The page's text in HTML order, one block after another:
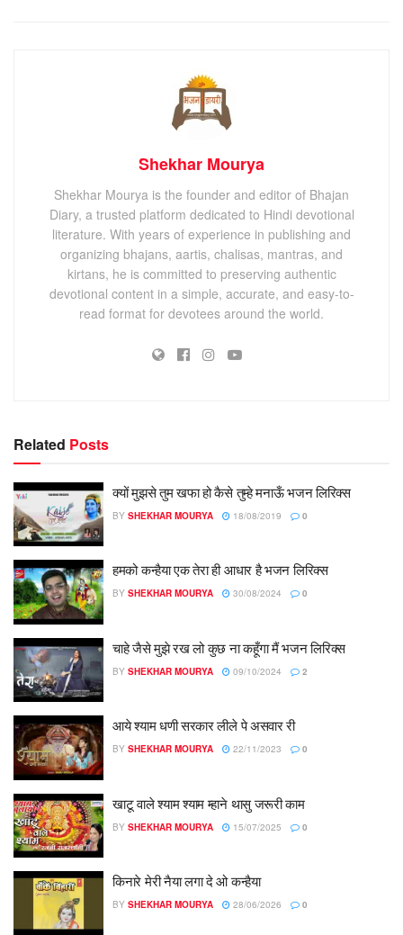
Shekhar Mourya
Shekhar Mourya is the founder and editor of Bhajan
Diary, a trusted platform dedicated to Hindi devotional
literature. With years of experience in publishing and
organizing bhajans, aartis, chalisas, mantras, and
kirtans, he is committed to preserving authentic
devotional content in a simple, accurate, and easy-to-
read format for devotees around the world.
Related Posts
क्यों मुझसे तुम खफा हो कैसे तुम्हे मनाऊँ भजन लिरिक्स
BY SHEKHAR MOURYA 18/08/2019 0
हमको कन्हैया एक तेरा ही आधार है भजन लिरिक्स
BY SHEKHAR MOURYA 30/08/2024 0
चाहे जैसे मुझे रख लो कुछ ना कहूँगा मैं भजन लिरिक्स
BY SHEKHAR MOURYA 09/10/2024 2
आये श्याम धणी सरकार लीले पे असवार री
BY SHEKHAR MOURYA 22/11/2023 0
खाटू वाले श्याम श्याम म्हाने थासु जरूरी काम
BY SHEKHAR MOURYA 15/07/2025 0
किनारे मेरी नैया लगा दे ओ कन्हैया
BY SHEKHAR MOURYA 28/06/2026 0